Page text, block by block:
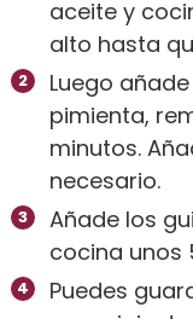
aceite y
alto hasta
Luego
pimienta,
minutos.
necesario.
Añade los
cocina unos
Puedes